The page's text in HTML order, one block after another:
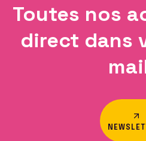
Toutes nos
direct dans